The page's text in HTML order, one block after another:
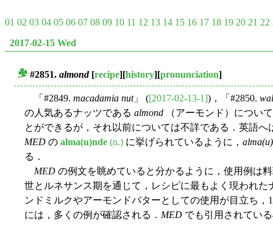
01 02 03 04 05 06 07 08 09 10 11 12 13 14 15 16 17 18 19 20 21 22
2017-02-15 Wed
#2851. almond[recipe][history][pronunciation]
「#2849. macadamia nut」 ([2017-02-13-1])，「#2850.
の人気あるナッツである almond （アーモンド）につい
とができるが，それ以前については不詳である．英語
MED の alma(u)nde (n.) に挙げられているように，
る．
MED の例文を眺めていると分かるように，使用例は
世とルネサンス期を通じて，レシピに最もよく現われ
ンドミルクやアーモンドバターとしての使用が目立ち
には，多くの例が確認される． MED でも引用されてい